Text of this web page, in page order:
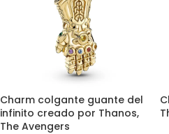
Charm colgante guante del
infinito creado por Thanos,
The Avengers